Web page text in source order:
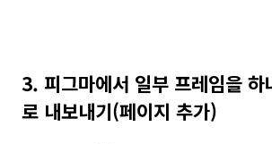
3. 피그마에서 일부 프레임을
로 내보내기(페이지 추가)